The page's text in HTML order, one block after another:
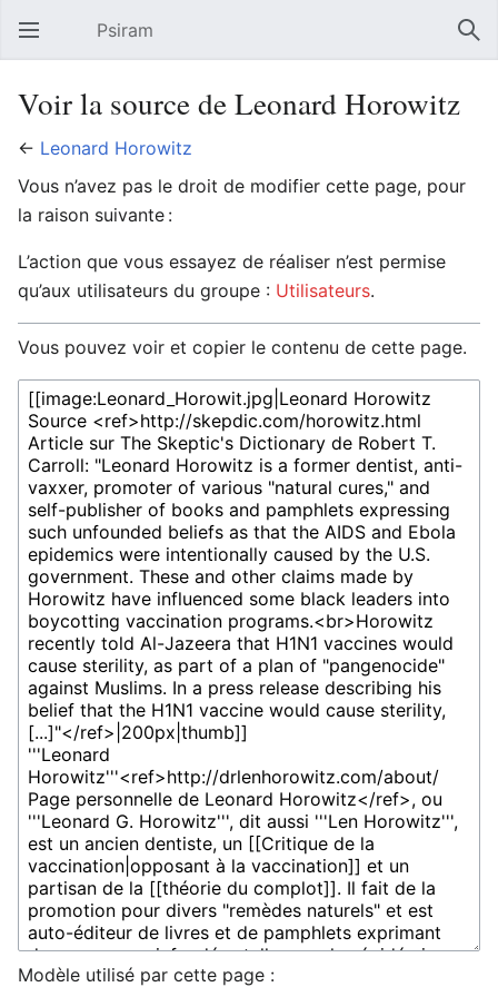
Ouvrir le menu principal Psiram
Voir la source de Leonard Horowitz
← Leonard Horowitz
Vous n’avez pas le droit de modifier cette page, pour
la raison suivante :
L’action que vous essayez de réaliser n’est permise
qu’aux utilisateurs du groupe : Utilisateurs.
Vous pouvez voir et copier le contenu de cette page.
Modèle utilisé par cette page :